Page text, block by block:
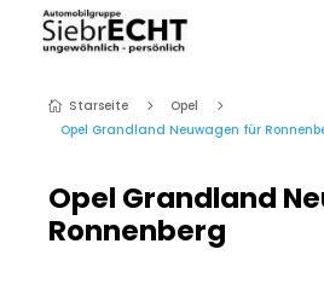
 Starseite 5 Opel
5
Opel Grandland Neuwagen für
Opel Grandland
Ronnenberg